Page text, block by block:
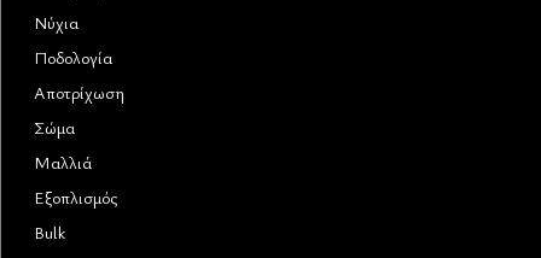
Νύχια
Ποδολογία
Αποτρίχωση
Σώμα
Μαλλιά
Εξοπλισμός
Bulk